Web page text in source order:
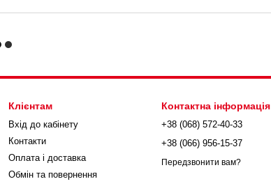
Клієнтам
Вхід до кабінету
Контакти
Оплата і доставка
Обмін та повернення
Контактна інформація
+38 (068) 572-40-33
+38 (066) 956-15-37
Передзвонити вам?